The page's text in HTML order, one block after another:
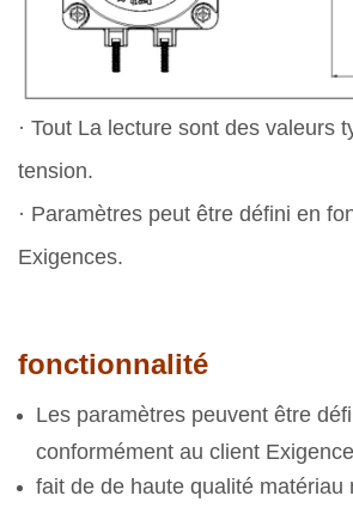
· Tout La lecture sont des valeurs
tension.
· Paramètres peut être défini en
Exigences.
fonctionnalité
Les paramètres peuvent être
conformément au client
fait de de haute qualité matériau